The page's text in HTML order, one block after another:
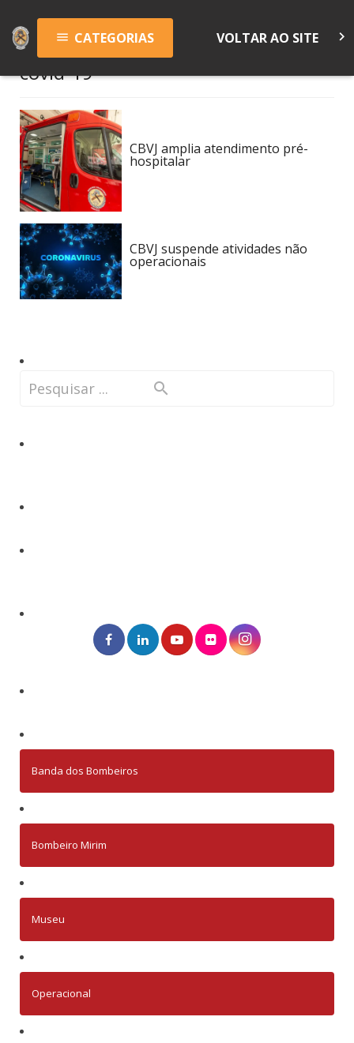
menu CATEGORIAS VOLTAR AO SITE keyboard_arrow_right
covid-19
CBVJ amplia atendimento pré-
hospitalar
CBVJ suspende atividades não
operacionais
Banda dos Bombeiros
Bombeiro Mirim
Museu
Operacional